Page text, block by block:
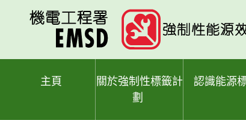
主頁
關於強制性標籤計
劃
認識能源